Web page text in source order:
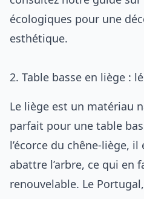
écologiques pour une
esthétique.
2. Table basse en liège :
Le liège est un matériau
parfait pour une table
l’écorce du chêne-liège,
abattre l’arbre, ce qui en
renouvelable. Le